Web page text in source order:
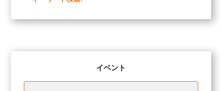
イベント